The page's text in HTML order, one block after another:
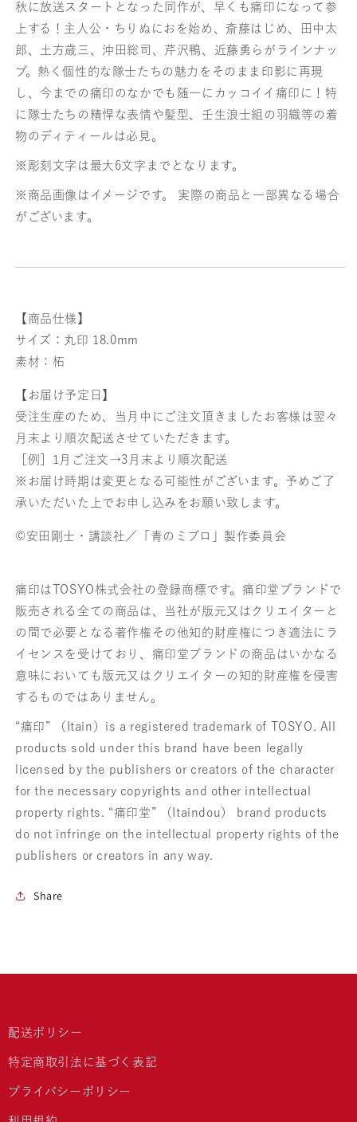
秋に放送スタートとなった同作が、早くも痛印になって参
上する！主人公・ちりぬにおを始め、斎藤はじめ、田中太
郎、土方歳三、沖田総司、芹沢鴨、近藤勇らがラインナッ
プ。熱く個性的な隊士たちの魅力をそのまま印影に再現
し、今までの痛印のなかでも随一にカッコイイ痛印に！特
に隊士たちの精悍な表情や髪型、壬生浪士組の羽織等の着
物のディティールは必見。
※彫刻文字は最大6文字までとなります。
※商品画像はイメージです。 実際の商品と一部異なる場合
がございます。
【商品仕様】
サイズ：丸印 18.0mm
素材：柘
【お届け予定日】
受注生産のため、当月中にご注文頂きましたお客様は翌々
月末より順次配送させていただきます。
［例］1月ご注文→3月末より順次配送
※お届け時期は変更となる可能性がございます。予めご了
承いただいた上でお申し込みをお願い致します。
©安田剛士・講談社／「青のミブロ」製作委員会
痛印はTOSYO株式会社の登録商標です。痛印堂ブランドで
販売される全ての商品は、当社が版元又はクリエイターと
の間で必要となる著作権その他知的財産権につき適法にラ
イセンスを受けており、痛印堂ブランドの商品はいかなる
意味においても版元又はクリエイターの知的財産権を侵害
するものではありません。
“痛印” （Itain）is a registered trademark of TOSYO. All
products sold under this brand have been legally
licensed by the publishers or creators of the character
for the necessary copyrights and other intellectual
property rights. “痛印堂” （Itaindou） brand products
do not infringe on the intellectual property rights of the
publishers or creators in any way.
Share
配送ポリシー
特定商取引法に基づく表記
プライバシーポリシー